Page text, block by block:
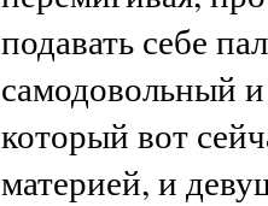
подавать себе
самодовольный
который вот
материей, и